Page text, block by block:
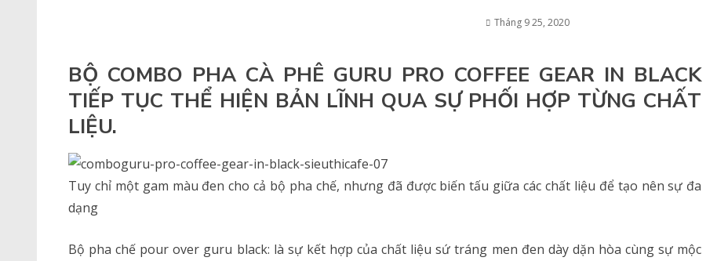
Tháng 9 25, 2020
BỘ COMBO PHA CÀ PHÊ GURU PRO COFFEE GEAR IN BLACK
TIẾP TỤC THỂ HIỆN BẢN LĨNH QUA SỰ PHỐI HỢP TỪNG CHẤT
LIỆU.
Tuy chỉ một gam màu đen cho cả bộ pha chế, nhưng đã được biến tấu giữa các chất liệu để tạo nên sự đa
dạng
Bộ pha chế pour over guru black: là sự kết hợp của chất liệu sứ tráng men đen dày dặn hòa cùng sự mộc